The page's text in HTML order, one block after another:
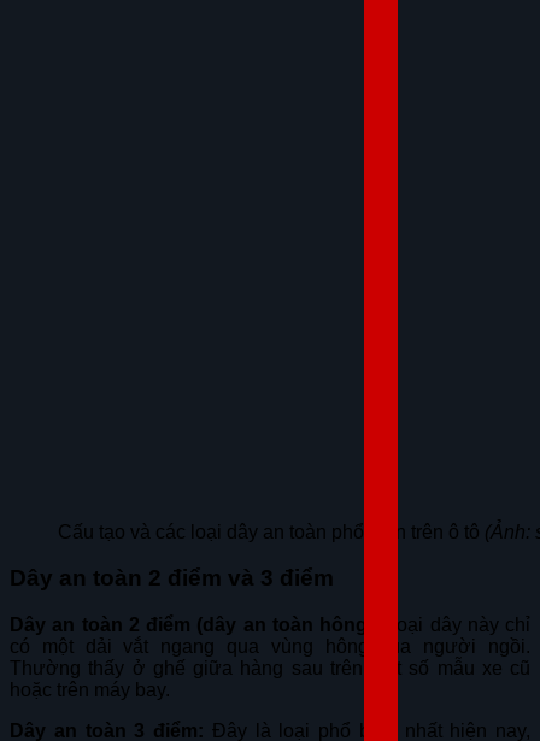
Cấu tạo và các loại dây an toàn phổ biến trên ô tô (Ảnh:
Dây an toàn 2 điểm và 3 điểm
Dây an toàn 2 điểm (dây an toàn hông):
Loại dây này chỉ
có một dải vắt ngang qua vùng hông của người ngồi.
Thường thấy ở ghế giữa hàng sau trên một số mẫu xe cũ
hoặc trên máy bay.
Dây an toàn 3 điểm: Đây là loại phổ biến nhất hiện nay,